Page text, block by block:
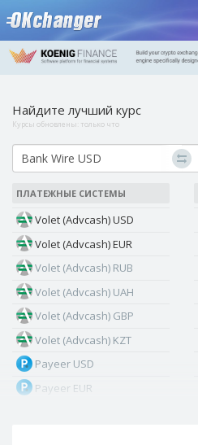
Найдите лучший курс
Курсы обновлены: только что
ПЛАТЕЖНЫЕ СИСТЕМЫ
Volet (Advcash) USD
Volet (Advcash) EUR
Volet (Advcash) RUB
Volet (Advcash) UAH
Volet (Advcash) GBP
Volet (Advcash) KZT
Payeer USD
Payeer EUR